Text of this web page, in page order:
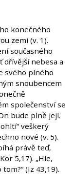
konečného
zemi (v. 1).
současného
dřívější nebesa a
svého plného
snoubencem
společenství se
bude plně její.
veškerý
nové (v. 5).
právě teď,
5,17). „Hle,
(Iz 43,19).